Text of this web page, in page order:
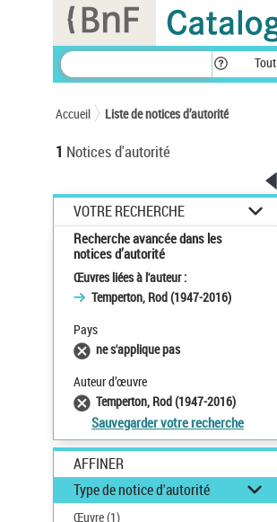
Tout
Accueil Liste de notices d’autorité
1 Notices d'autorité
VOTRE RECHERCHE
Recherche avancée dans les
notices d’autorité
Œuvres liées à l'auteur :
Temperton, Rod (1947-2016)
Pays
ne s'applique pas
Auteur d’œuvre
Temperton, Rod (1947-2016)
Sauvegarder votre recherche
AFFINER
Type de notice d'autorité
Œuvre(1)
Panneau de gestion des cookies